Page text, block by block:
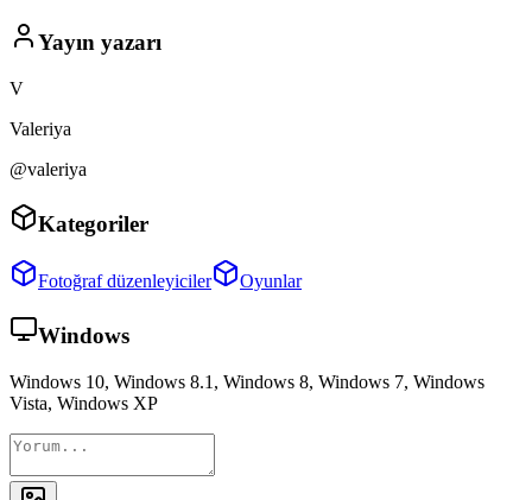
Yayın yazarı
V
Valeriya
@valeriya
Kategoriler
Fotoğraf düzenleyiciler Oyunlar
Windows
Windows 10, Windows 8.1, Windows 8, Windows 7, Windows
Vista, Windows XP